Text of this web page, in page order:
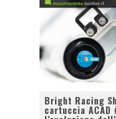
Bright Racing
cartuccia ACAD